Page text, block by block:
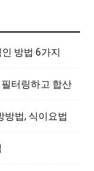
방법 6가지
터링하고 합산
방법, 식이요법